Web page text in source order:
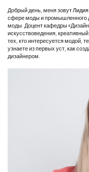
Добрый день, меня зовут
сфере моды и промышленного
моды. Доцент кафедры «Дизайн
искусствоведения,
тех, кто интересуется модой,
узнаете из первых уст, как
дизайнером.